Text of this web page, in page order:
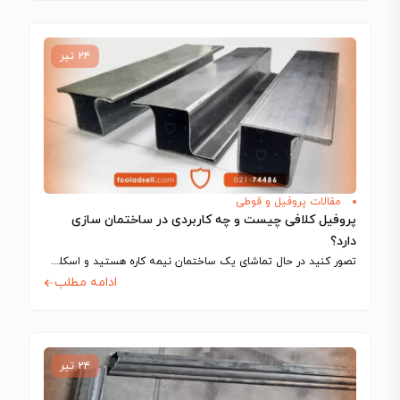
۲۴ تیر
مقالات پروفیل و قوطی
پروفیل کلافی چیست و چه کاربردی در ساختمان سازی
دارد؟
تصور کنید در حال تماشای یک ساختمان نیمه کاره هستید و اسکلت فلزی آن…
ادامه مطلب
۲۴ تیر